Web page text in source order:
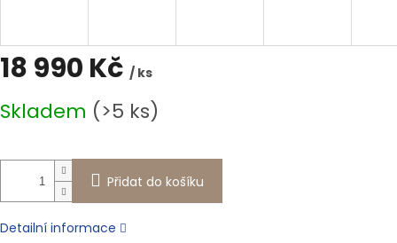
18 990 Kč / ks
cena:
Skladem (>5 ks)
Přidat do košíku
Detailní informace